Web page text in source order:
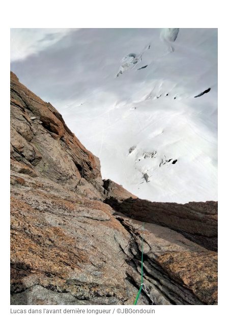
Lucas dans l'avant dernière longueur / ©JBGondouin